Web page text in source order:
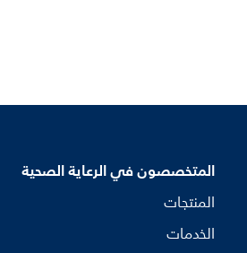
المتخصصون في الرعاية الصحية
المنتجات
الخدمات